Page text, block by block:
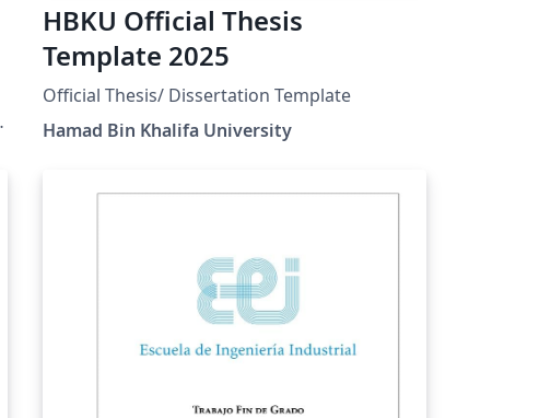
HBKU Official Thesis
Template 2025
Official Thesis/ Dissertation Template
Hamad Bin Khalifa University